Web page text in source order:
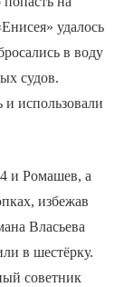
удалось
в воду
судов.
использовали
и Ромашев, а
избежав
Власьева
в шестёрку.
советник